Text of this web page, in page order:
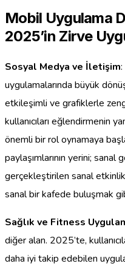
Mobil Uygulama
2025’in Zirve
Sosyal Medya ve İletişim
uygulamalarında büyük
etkileşimli ve grafiklerle
kullanıcıları eğlendirmenin
önemli bir rol oynamaya
paylaşımlarının yerini; sanal
gerçekleştirilen sanal
sanal bir kafede buluşmak
Sağlık ve Fitness
diğer alan. 2025’te,
daha iyi takip edebilen